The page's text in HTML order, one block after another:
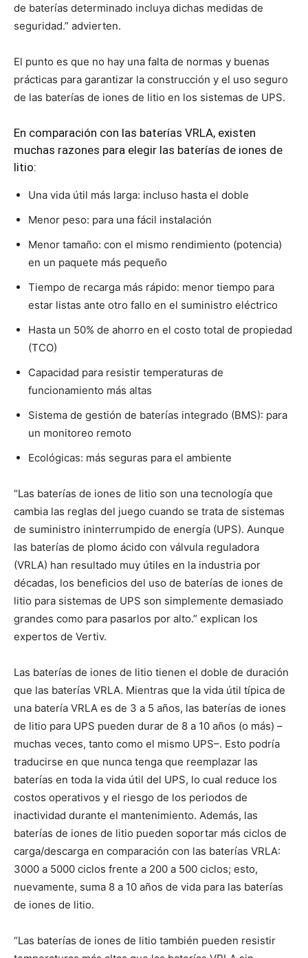
de baterías determinado incluya dichas medidas de
seguridad.” advierten.
El punto es que no hay una falta de normas y buenas
prácticas para garantizar la construcción y el uso seguro
de las baterías de iones de litio en los sistemas de UPS.
En comparación con las baterías VRLA, existen
muchas razones para elegir las baterías de iones de
litio:
Una vida útil más larga: incluso hasta el doble
Menor peso: para una fácil instalación
Menor tamaño: con el mismo rendimiento (potencia)
en un paquete más pequeño
Tiempo de recarga más rápido: menor tiempo para
estar listas ante otro fallo en el suministro eléctrico
Hasta un 50% de ahorro en el costo total de propiedad
(TCO)
Capacidad para resistir temperaturas de
funcionamiento más altas
Sistema de gestión de baterías integrado (BMS): para
un monitoreo remoto
Ecológicas: más seguras para el ambiente
“Las baterías de iones de litio son una tecnología que
cambia las reglas del juego cuando se trata de sistemas
de suministro ininterrumpido de energía (UPS). Aunque
las baterías de plomo ácido con válvula reguladora
(VRLA) han resultado muy útiles en la industria por
décadas, los beneficios del uso de baterías de iones de
litio para sistemas de UPS son simplemente demasiado
grandes como para pasarlos por alto.” explican los
expertos de Vertiv.
Las baterías de iones de litio tienen el doble de duración
que las baterías VRLA. Mientras que la vida útil típica de
una batería VRLA es de 3 a 5 años, las baterías de iones
de litio para UPS pueden durar de 8 a 10 años (o más) –
muchas veces, tanto como el mismo UPS–. Esto podría
traducirse en que nunca tenga que reemplazar las
baterías en toda la vida útil del UPS, lo cual reduce los
costos operativos y el riesgo de los periodos de
inactividad durante el mantenimiento. Además, las
baterías de iones de litio pueden soportar más ciclos de
carga/descarga en comparación con las baterías VRLA:
3000 a 5000 ciclos frente a 200 a 500 ciclos; esto,
nuevamente, suma 8 a 10 años de vida para las baterías
de iones de litio.
“Las baterías de iones de litio también pueden resistir